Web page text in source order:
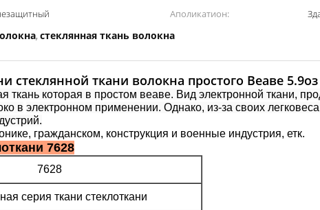
Аполикатион:
, стеклянная ткань волокна
стеклянной ткани волокна простого Веаве
ткань которая в простом веаве. Вид электронной ткани,
в электронном применении. Однако, из-за своих
гражданском, конструкция и военные индустрия, етк.
7628
7628
серия ткани стеклоткани